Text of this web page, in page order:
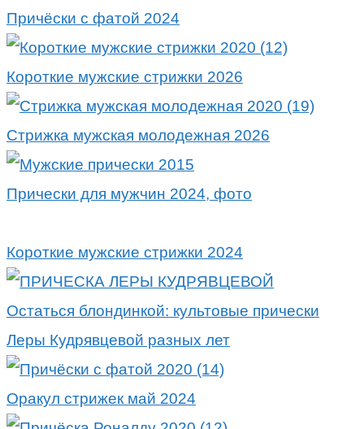
Причёски с фатой 2024
Короткие мужские стрижки 2026
Стрижка мужская молодежная 2026
Прически для мужчин 2024, фото
Короткие мужские стрижки 2024
Остаться блондинкой: культовые прически
Леры Кудрявцевой разных лет
Оракул стрижек май 2024